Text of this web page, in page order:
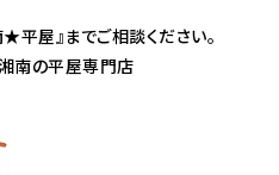
平屋』までご相談ください。
南の平屋専門店